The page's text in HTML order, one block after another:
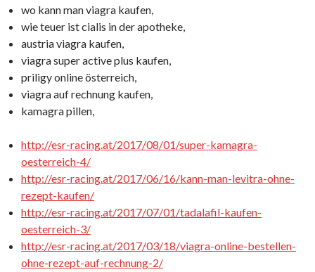
wo kann man viagra kaufen,
wie teuer ist cialis in der apotheke,
austria viagra kaufen,
viagra super active plus kaufen,
priligy online österreich,
viagra auf rechnung kaufen,
kamagra pillen,
http://esr-racing.at/2017/08/01/super-kamagra-
oesterreich-4/
http://esr-racing.at/2017/06/16/kann-man-levitra-ohne-
rezept-kaufen/
http://esr-racing.at/2017/07/01/tadalafil-kaufen-
oesterreich-3/
http://esr-racing.at/2017/03/18/viagra-online-bestellen-
ohne-rezept-auf-rechnung-2/